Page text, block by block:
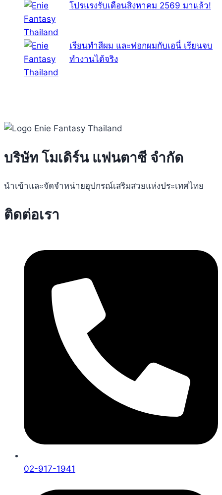
โปรแรงรับเดือนสิงหาคม 2569 มาแล้ว!
เรียนทำสีผม และฟอกผมกับเอนี่ เรียนจบ
ทำงานได้จริง
บริษัท โมเดิร์น แฟนตาซี จำกัด
นำเข้าและจัดจำหน่ายอุปกรณ์เสริมสวยแห่งประเทศไทย
ติดต่อเรา
02-917-1941